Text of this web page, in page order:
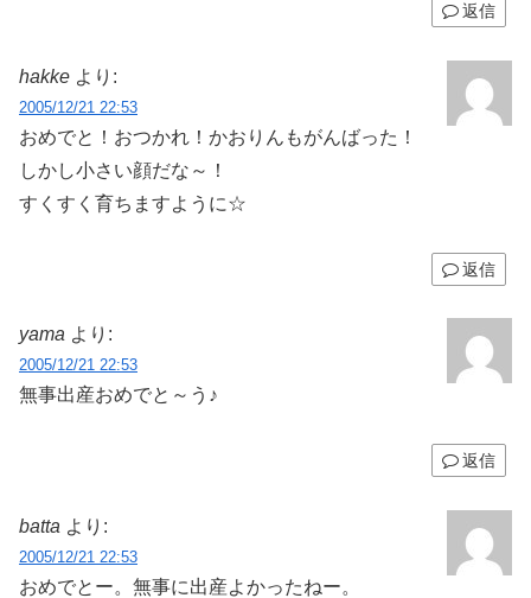
返信
hakke より:
2005/12/21 22:53
おめでと！おつかれ！かおりんもがんばった！
しかし小さい顔だな～！
すくすく育ちますように☆
返信
yama より:
2005/12/21 22:53
無事出産おめでと～う♪
返信
batta より:
2005/12/21 22:53
おめでとー。無事に出産よかったねー。